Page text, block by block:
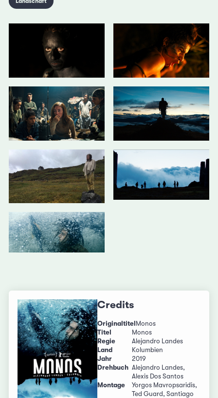
Credits
Originaltitel Monos
Titel
Monos
Regie
Alejandro Landes
Land
Kolumbien
Jahr
2019
Drehbuch Alejandro Landes,
Alexis Dos Santos
Montage
Yorgos Mavropsaridis,
Ted Guard, Santiago